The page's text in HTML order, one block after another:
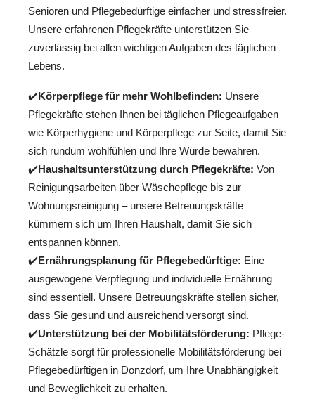
Senioren und Pflegebedürftige einfacher und stressfreier.
Unsere erfahrenen Pflegekräfte unterstützen Sie
zuverlässig bei allen wichtigen Aufgaben des täglichen
Lebens.
✔️Körperpflege für mehr Wohlbefinden: Unsere
Pflegekräfte stehen Ihnen bei täglichen Pflegeaufgaben
wie Körperhygiene und Körperpflege zur Seite, damit Sie
sich rundum wohlfühlen und Ihre Würde bewahren.
✔️Haushaltsunterstützung durch Pflegekräfte: Von
Reinigungsarbeiten über Wäschepflege bis zur
Wohnungsreinigung – unsere Betreuungskräfte
kümmern sich um Ihren Haushalt, damit Sie sich
entspannen können.
✔️Ernährungsplanung für Pflegebedürftige: Eine
ausgewogene Verpflegung und individuelle Ernährung
sind essentiell. Unsere Betreuungskräfte stellen sicher,
dass Sie gesund und ausreichend versorgt sind.
✔️Unterstützung bei der Mobilitätsförderung: Pflege-
Schätzle sorgt für professionelle Mobilitätsförderung bei
Pflegebedürftigen in Donzdorf, um Ihre Unabhängigkeit
und Beweglichkeit zu erhalten.